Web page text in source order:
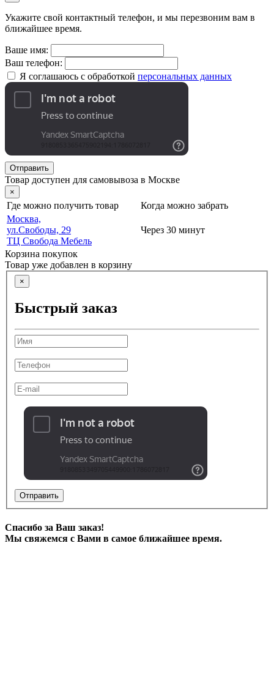
Укажите свой контактный телефон, и мы перезвоним вам в
ближайшее время.
Ваше имя:
Ваш телефон:
Я соглашаюсь с обработкой персональных данных
Отправить
Товар доступен для самовывоза в Москве
×
Где можно получить товар
Когда можно забрать
Москва,
ул.Свободы, 29
ТЦ Свобода Мебель
Через 30 минут
Корзина покупок
Товар уже добавлен в корзину
×
Быстрый заказ
Отправить
Спасибо за Ваш заказ!
Мы свяжемся с Вами в самое ближайшее время.